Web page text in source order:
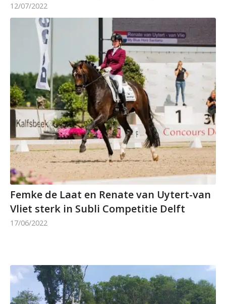
12/07/2022
Femke de Laat en Renate van Uytert-van
Vliet sterk in Subli Competitie Delft
17/06/2022